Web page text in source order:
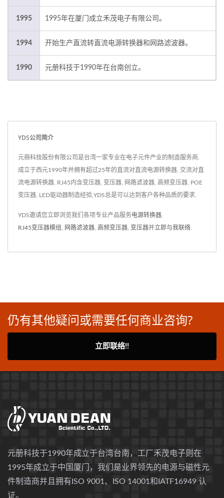
1995 1995年在厦门成立禾茂电子有限公司。
1994 开始生产直流转直流电源转换器和网路滤波器。
1990 元册科技于1990年在台南创立。
YDS公司简介
元冊科技股份有限公司是台湾一家专业在电子元件产业的制造服务商.
成立于西元1990年并拥有超过25年的直流对直流电源转换器, 交流对直
流电源转换器, RJ45内含变压器, 变压器, 网路滤波器, 高频变压器, POE
变压器, LED驱动器制造经验,YDS总是可以达到客户各种品质的要求.
YDS邀请您立即浏览我们各项专业产品服务电源转换器
RJ45变压器模组 网路滤波器 高频变压器 变压器并立即与我联络
仍有其他疑问或需要任何商业咨询?
立即联络!!
元册科技于1990年成立于台湾台南，工厂禾茂电子则在
1995年成立于中国厦门，我们是业界领先的电源与磁性元
件制造商并且拥有ISO 9001、ISO 14001和IATF16949 认
证。